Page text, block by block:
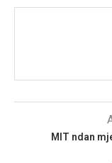
MIT ndan